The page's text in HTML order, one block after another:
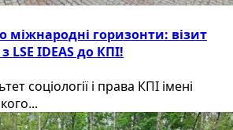
горизонти: візит
LSE IDEAS до КПІ!
соціології і права КПІ імені